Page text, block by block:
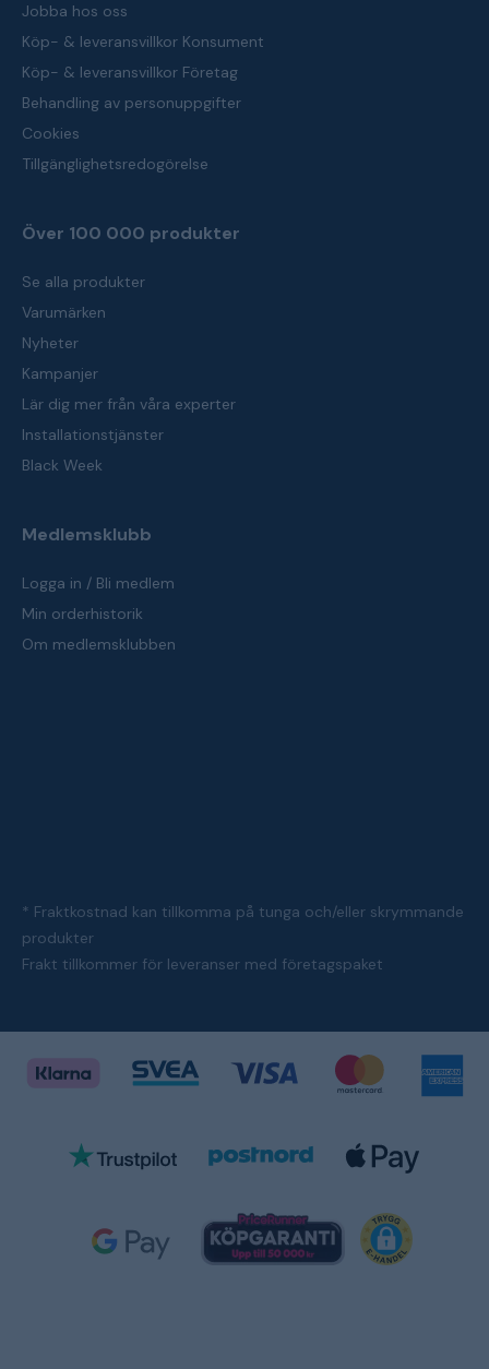
Jobba hos oss
Köp- & leveransvillkor Konsument
Köp- & leveransvillkor Företag
Behandling av personuppgifter
Cookies
Tillgänglighetsredogörelse
Över 100 000 produkter
Se alla produkter
Varumärken
Nyheter
Kampanjer
Lär dig mer från våra experter
Installationstjänster
Black Week
Medlemsklubb
Logga in / Bli medlem
Min orderhistorik
Om medlemsklubben
* Fraktkostnad kan tillkomma på tunga och/eller skrymmande
produkter
Frakt tillkommer för leveranser med företagspaket